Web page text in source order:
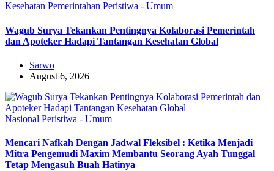
Kesehatan Pemerintahan Peristiwa - Umum
Wagub Surya Tekankan Pentingnya Kolaborasi Pemerintah
dan Apoteker Hadapi Tantangan Kesehatan Global
Sarwo
August 6, 2026
Nasional Peristiwa - Umum
Mencari Nafkah Dengan Jadwal Fleksibel : Ketika Menjadi
Mitra Pengemudi Maxim Membantu Seorang Ayah Tunggal
Tetap Mengasuh Buah Hatinya